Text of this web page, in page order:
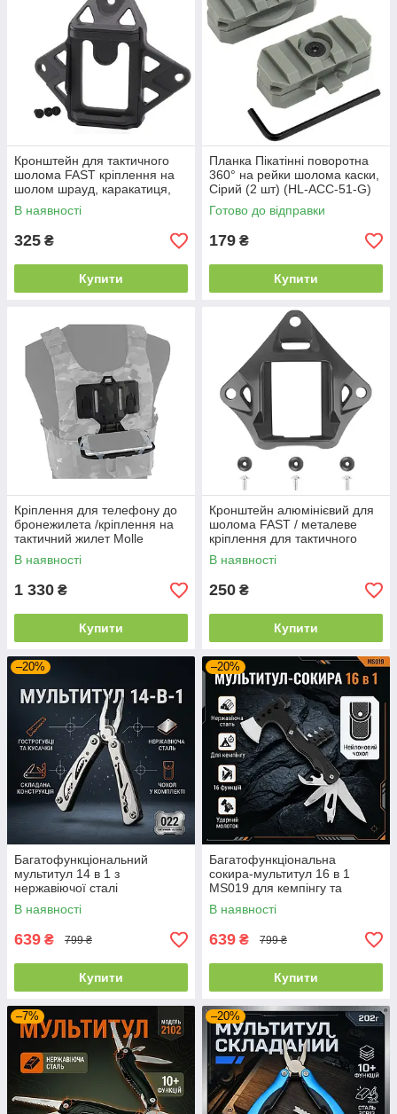
Кронштейн для тактичного
шолома FAST кріплення на
шолом шрауд, каракатиця,
зірка / Чорний колір
В наявності
325 ₴
Купити
Планка Пікатінні поворотна
360° на рейки шолома каски,
Сірий (2 шт) (HL-ACC-51-G)
Готово до відправки
179 ₴
Купити
Кріплення для телефону до
бронежилета /кріплення на
тактичний жилет Molle
В наявності
1 330 ₴
Купити
Кронштейн алюмінієвий для
шолома FAST / металеве
кріплення для тактичного
шолома Сірий
В наявності
250 ₴
Купити
–20%
Багатофункціональний
мультитул 14 в 1 з
нержавіючої сталі
кишеньковий інструмент для
виживання туризму та авто
В наявності
639 ₴ 799 ₴
Купити
–20%
Багатофункціональна
сокира-мультитул 16 в 1
MS019 для кемпінгу та
виживання, туристична з
молотком і ножем, чорний,
В наявності
639 ₴ 799 ₴
Купити
–7% –20%